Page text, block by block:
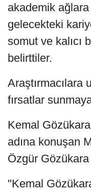
akademik ağlara
gelecekteki
somut ve kalıcı
belirttiler.
Araştırmacılara
fırsatlar
Kemal
adına konuşan
Özgür
"Kemal